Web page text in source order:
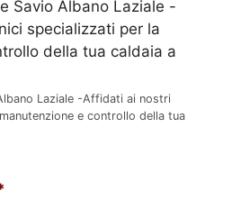
Laziale -Affidati ai nostri
e controllo della tua